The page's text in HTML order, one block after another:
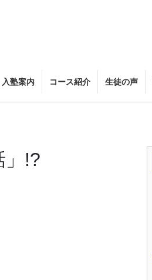
入塾案内 コース紹介 生徒の声
」!?